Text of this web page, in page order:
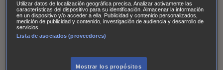
AXN Masters of Sex Three PinesAccused CarterAlice
Nevers Crossing Lines Einstein Sobrenatural Cómo
defender a un asesino
Reckoning: Ajuste de Cuentas
Utilizar datos de localización geográfica precisa. Analizar activamente las
características del dispositivo para su identificación. Almacenar la información
en un dispositivo y/o acceder a ella. Publicidad y contenido personalizados,
medición de publicidad y contenido, investigación de audiencia y desarrollo de
servicios.
Lista de asociados (proveedores)
Mostrar los propósitos